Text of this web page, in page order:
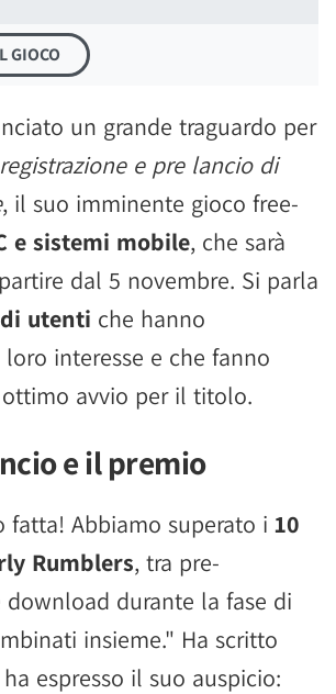
GIOCO
un grande traguardo per
e pre lancio di
, il suo imminente gioco free-
e sistemi mobile, che sarà
dal 5 novembre. Si parla
utenti che hanno
interesse e che fanno
avvio per il titolo.
e il premio
fatta! Abbiamo superato i 10
Rumblers, tra pre-
download durante la fase di
insieme." Ha scritto
espresso il suo auspicio: